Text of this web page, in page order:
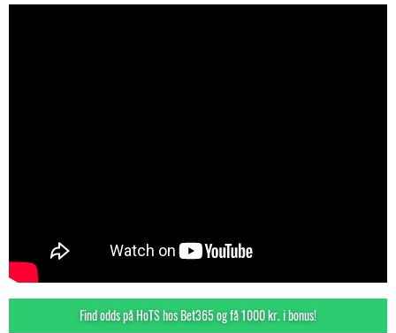
Find odds på HoTS hos Bet365 og få 1000 kr. i bonus!